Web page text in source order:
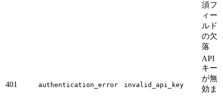
須フ
ィー
ルド
の欠
落
401 authentication_error invalid_api_key
API
キー
が無
効ま